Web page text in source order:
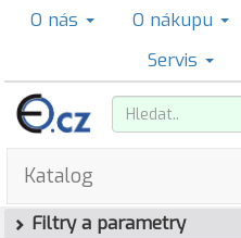
O nás O nákupu
Servis
Katalog
Filtry a parametry